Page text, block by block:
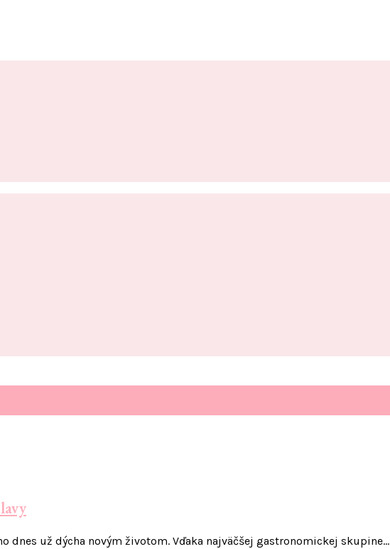
už dýcha novým životom. Vďaka najväčšej gastronomickej skupine…